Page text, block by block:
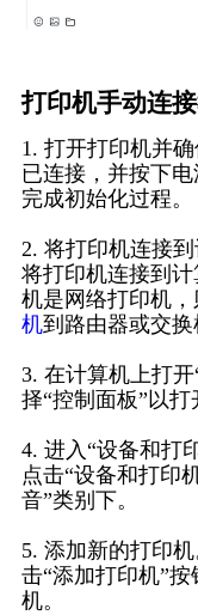
打印机手动连
1. 打开打印机并
已连接，并按下
完成初始化过程。
2. 将打印机连接
将打印机连接到
机是网络打印机
机到路由器或交换
3. 在计算机上打
择“控制面板”以打
4. 进入“设备和打
点击“设备和打印
音”类别下。
5. 添加新的打印
击“添加打印机”
机。